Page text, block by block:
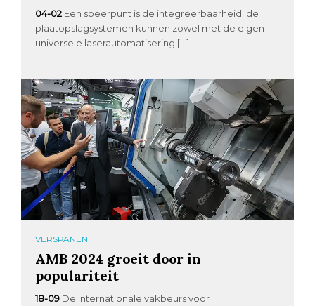
04-02 Een speerpunt is de integreerbaarheid: de
plaatopslagsystemen kunnen zowel met de eigen
universele laserautomatisering […]
VERSPANEN
AMB 2024 groeit door in
populariteit
18-09 De internationale vakbeurs voor